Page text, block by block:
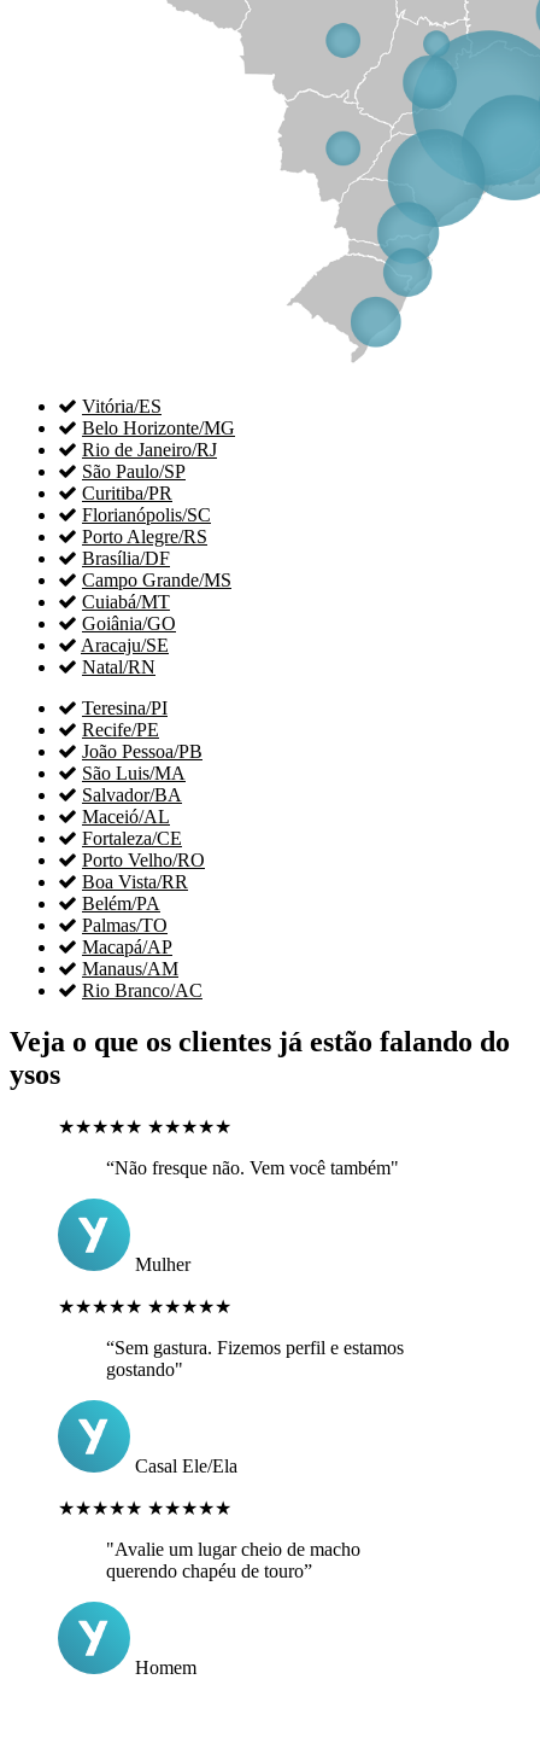
 Vitória/ES
 Belo Horizonte/MG
 Rio de Janeiro/RJ
 São Paulo/SP
 Curitiba/PR
 Florianópolis/SC
 Porto Alegre/RS
 Brasília/DF
 Campo Grande/MS
 Cuiabá/MT
 Goiânia/GO
 Aracaju/SE
 Natal/RN
 Teresina/PI
 Recife/PE
 João Pessoa/PB
 São Luis/MA
 Salvador/BA
 Maceió/AL
 Fortaleza/CE
 Porto Velho/RO
 Boa Vista/RR
 Belém/PA
 Palmas/TO
 Macapá/AP
 Manaus/AM
 Rio Branco/AC
Veja o que os clientes já estão falando do
ysos
★★★★★ ★★★★★
“Não fresque não. Vem você também"
Mulher
★★★★★ ★★★★★
“Sem gastura. Fizemos perfil e estamos
gostando"
Casal Ele/Ela
★★★★★ ★★★★★
"Avalie um lugar cheio de macho
querendo chapéu de touro”
Homem